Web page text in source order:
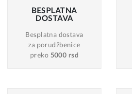
BESPLATNA
DOSTAVA
Besplatna dostava
za porudžbenice
preko 5000 rsd